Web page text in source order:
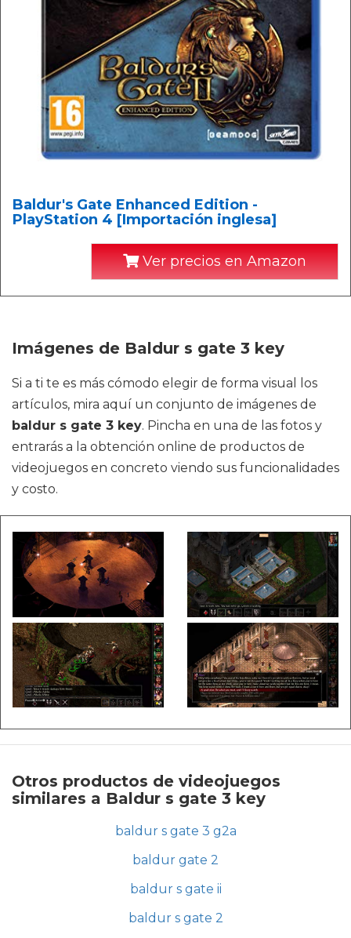
Baldur's Gate Enhanced Edition -
PlayStation 4 [Importación inglesa]
Ver precios en Amazon
Imágenes de Baldur s gate 3 key
Si a ti te es más cómodo elegir de forma visual los
artículos, mira aquí un conjunto de imágenes de
baldur s gate 3 key. Pincha en una de las fotos y
entrarás a la obtención online de productos de
videojuegos en concreto viendo sus funcionalidades
y costo.
Otros productos de videojuegos
similares a Baldur s gate 3 key
baldur s gate 3 g2a
baldur gate 2
baldur s gate ii
baldur s gate 2